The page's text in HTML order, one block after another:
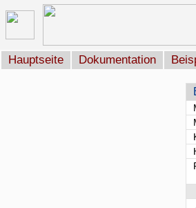
Hauptseite Dokumentation